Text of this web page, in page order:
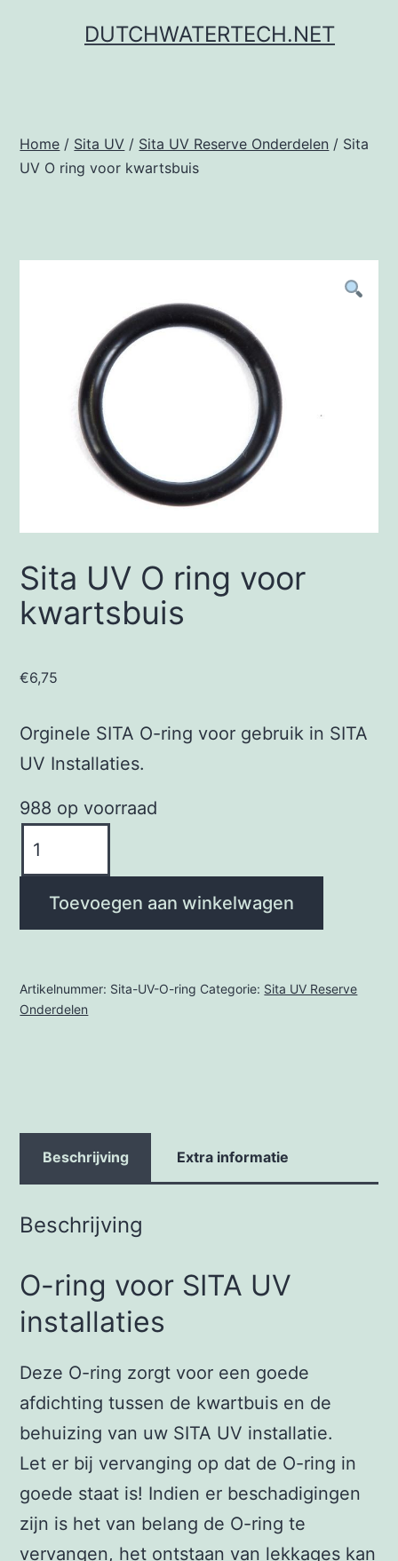
DUTCHWATERTECH.NET
Home / Sita UV / Sita UV Reserve Onderdelen / Sita
UV O ring voor kwartsbuis
Sita UV O ring voor
kwartsbuis
€6,75
Orginele SITA O-ring voor gebruik in SITA
UV Installaties.
988 op voorraad
UV
aantal
Toevoegen aan winkelwagen
Artikelnummer: Sita-UV-O-ring Categorie: Sita UV Reserve
Onderdelen
Beschrijving Extra informatie
Beschrijving
O-ring voor SITA UV
installaties
Deze O-ring zorgt voor een goede
afdichting tussen de kwartbuis en de
behuizing van uw SITA UV installatie.
Let er bij vervanging op dat de O-ring in
goede staat is! Indien er beschadigingen
zijn is het van belang de O-ring te
vervangen, het ontstaan van lekkages kan